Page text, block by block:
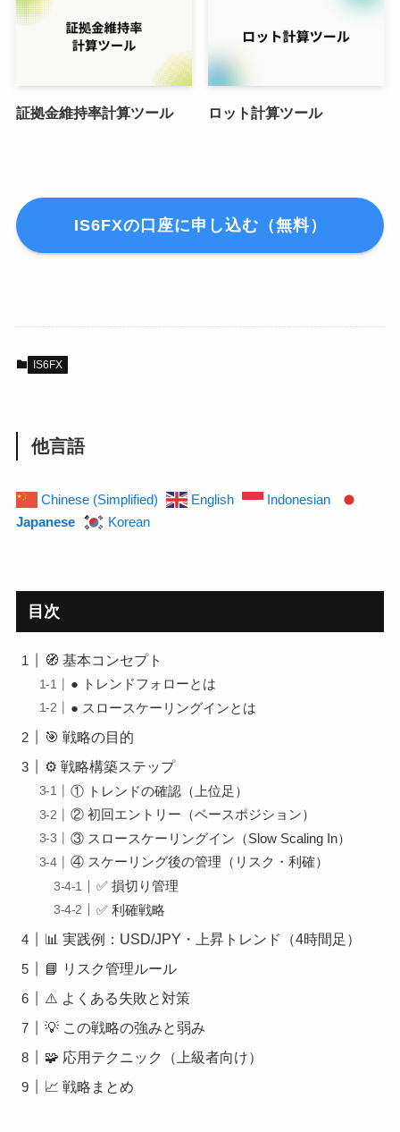
証拠金維持率計算ツール ロット計算ツール
IS6FXの口座に申し込む（無料）
IS6FX
他言語
Chinese (Simplified) English
Indonesian
Japanese
Korean
目次
🧭 基本コンセプト
● トレンドフォローとは
● スロースケーリングインとは
🎯 戦略の目的
⚙️ 戦略構築ステップ
① トレンドの確認（上位足）
② 初回エントリー（ベースポジション）
③ スロースケーリングイン（Slow Scaling In）
④ スケーリング後の管理（リスク・利確）
✅ 損切り管理
✅ 利確戦略
📊 実践例：USD/JPY・上昇トレンド（4時間足）
📘 リスク管理ルール
⚠️ よくある失敗と対策
💡 この戦略の強みと弱み
🧩 応用テクニック（上級者向け）
📈 戦略まとめ